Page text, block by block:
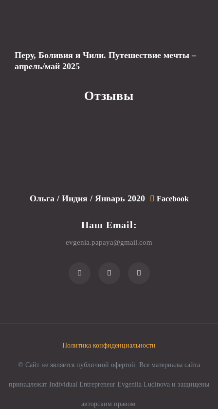
Перу, Боливия и Чили. Путешествие мечты –
апрель/май 2025
Отзывы
Ольга / Индия / Январь 2020 Facebook
Наш Email:
evgenia.papaya@gmail.com
© Сайт не является публичной офертой. Все материалы сайта
принадлежат Individual Entrepreneur Evgeniia Ludinova и защищены
авторским правом.
Политика конфиденциальности